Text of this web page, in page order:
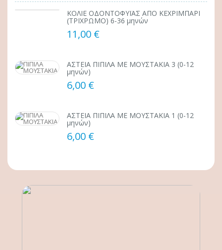
ΚΟΛΙΕ ΟΔΟΝΤΟΦΥΪΑΣ ΑΠΟ ΚΕΧΡΙΜΠΑΡΙ
(ΤΡΙΧΡΩΜΟ) 6-36 μηνών
11,00 €
ΑΣΤΕΙΑ ΠΙΠΙΛΑ ΜΕ ΜΟΥΣΤΑΚΙΑ 3 (0-12
μηνών)
6,00 €
ΑΣΤΕΙΑ ΠΙΠΙΛΑ ΜΕ ΜΟΥΣΤΑΚΙΑ 1 (0-12
μηνών)
6,00 €